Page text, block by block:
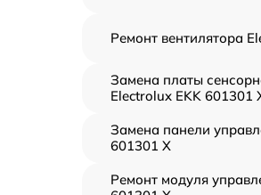
Ремонт вентилятора
Замена платы
Electrolux EKK 601301
Замена панели
601301 X
Ремонт модуля